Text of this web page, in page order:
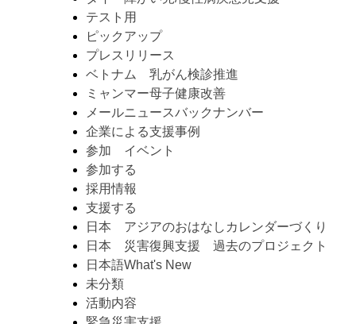
テスト用
ピックアップ
プレスリリース
ベトナム 乳がん検診推進
ミャンマー母子健康改善
メールニュースバックナンバー
企業による支援事例
参加 イベント
参加する
採用情報
支援する
日本 アジアのおはなしカレンダーづくり
日本 災害復興支援 過去のプロジェクト
日本語What's New
未分類
活動内容